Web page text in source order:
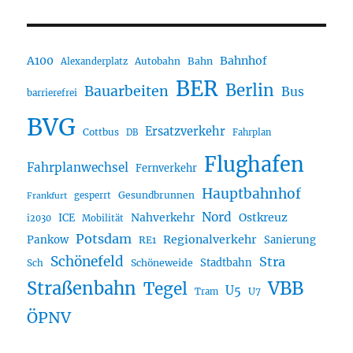
A100 Alexanderplatz Autobahn Bahn Bahnhof
barrierefrei Bauarbeiten BER Berlin Bus
BVG Cottbus DB Ersatzverkehr Fahrplan
Fahrplanwechsel Fernverkehr Flughafen
Frankfurt gesperrt Gesundbrunnen Hauptbahnhof
i2030 ICE Mobilität Nahverkehr Nord Ostkreuz
Pankow Potsdam RE1 Regionalverkehr Sanierung
Sch Schönefeld Schöneweide Stadtbahn Stra
Straßenbahn Tegel Tram U5 U7 VBB
ÖPNV